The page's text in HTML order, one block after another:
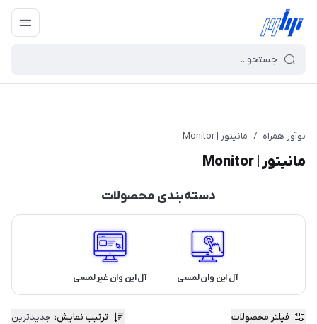
نوآور همراه / مانیتور | Monitor
مانیتور | Monitor
دسته‌بندی محصولات
آل این وان لمسی آل این وان غیر لمسی
فیلتر محصولات ترتیب نمایش: جدیدترین